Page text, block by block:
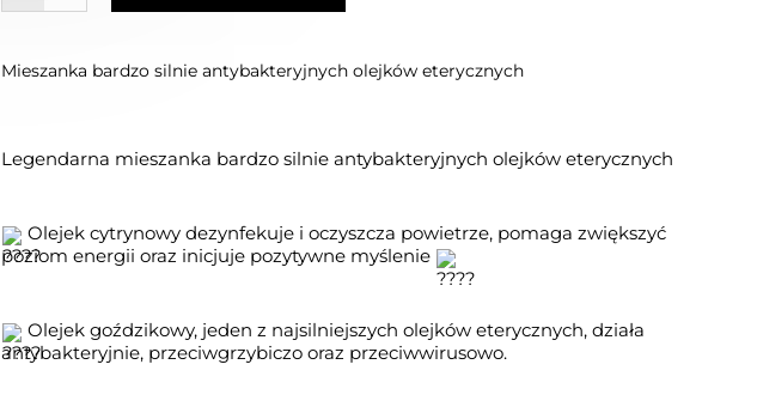
Mieszanka bardzo silnie antybakteryjnych olejków eterycznych
Legendarna mieszanka bardzo silnie antybakteryjnych olejków eterycznych
Olejek cytrynowy dezynfekuje i oczyszcza powietrze, pomaga zwiększyć
poziom energii oraz inicjuje pozytywne myślenie
Olejek goździkowy, jeden z najsilniejszych olejków eterycznych, działa
antybakteryjnie, przeciwgrzybiczo oraz przeciwwirusowo.